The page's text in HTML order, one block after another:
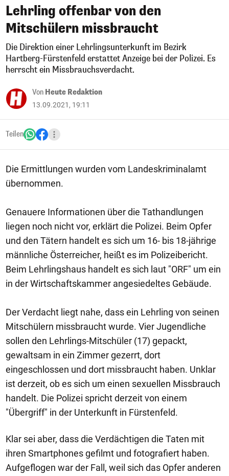
Lehrling offenbar von den
Mitschülern missbraucht
Die Direktion einer Lehrlingsunterkunft im Bezirk
Hartberg-Fürstenfeld erstattet Anzeige bei der Polizei. Es
herrscht ein Missbrauchsverdacht.
Von Heute Redaktion
13.09.2021, 19:11
Teilen
Die Ermittlungen wurden vom Landeskriminalamt
übernommen.
Genauere Informationen über die Tathandlungen
liegen noch nicht vor, erklärt die Polizei. Beim Opfer
und den Tätern handelt es sich um 16- bis 18-jährige
männliche Österreicher, heißt es im Polizeibericht.
Beim Lehrlingshaus handelt es sich laut "ORF" um ein
in der Wirtschaftskammer angesiedeltes Gebäude.
Der Verdacht liegt nahe, dass ein Lehrling von seinen
Mitschülern missbraucht wurde. Vier Jugendliche
sollen den Lehrlings-Mitschüler (17) gepackt,
gewaltsam in ein Zimmer gezerrt, dort
eingeschlossen und dort missbraucht haben. Unklar
ist derzeit, ob es sich um einen sexuellen Missbrauch
handelt. Die Polizei spricht derzeit von einem
"Übergriff" in der Unterkunft in Fürstenfeld.
Klar sei aber, dass die Verdächtigen die Taten mit
ihren Smartphones gefilmt und fotografiert haben.
Aufgeflogen war der Fall, weil sich das Opfer anderen